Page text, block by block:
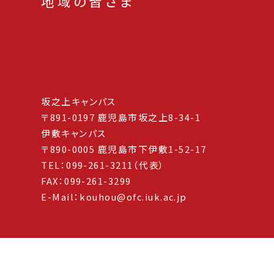
坂之上キャンパス
〒891-0197 鹿児島市坂之上8-34-1
伊敷キャンパス
〒890-0005 鹿児島市下伊敷1-52-17
TEL：099-261-3211（代表）
FAX：099-261-3299
E-Mail：kouhou@ofc.iuk.ac.jp